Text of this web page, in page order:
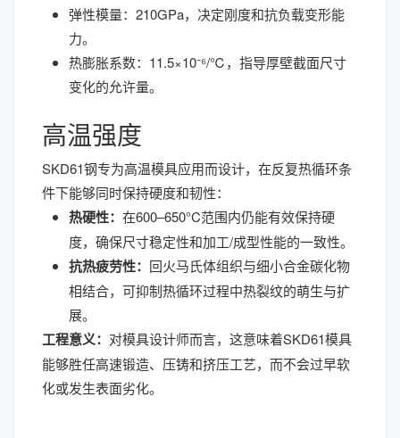
弹性模量：210GPa，决定刚度和抗负载变形能
力。
热膨胀系数：11.5×10⁻⁶/℃，指导厚壁截面尺寸
变化的允许量。
高温强度
SKD61钢专为高温模具应用而设计，在反复热循环条
件下能够同时保持硬度和韧性：
热硬性： 在600–650°C范围内仍能有效保持硬
度，确保尺寸稳定性和加工/成型性能的一致性。
抗热疲劳性： 回火马氏体组织与细小合金碳化物
相结合，可抑制热循环过程中热裂纹的萌生与扩
展。
工程意义： 对模具设计师而言，这意味着SKD61模具
能够胜任高速锻造、压铸和挤压工艺，而不会过早软
化或发生表面劣化。